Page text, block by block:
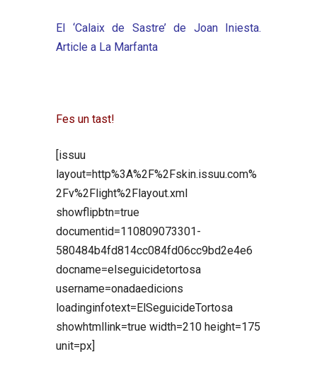
El ‘Calaix de Sastre’ de Joan Iniesta.
Article a La Marfanta
Fes un tast!
[issuu
layout=http%3A%2F%2Fskin.issuu.com%
2Fv%2Flight%2Flayout.xml
showflipbtn=true
documentid=110809073301-
580484b4fd814cc084fd06cc9bd2e4e6
docname=elseguicidetortosa
username=onadaedicions
loadinginfotext=ElSeguicideTortosa
showhtmllink=true width=210 height=175
unit=px]